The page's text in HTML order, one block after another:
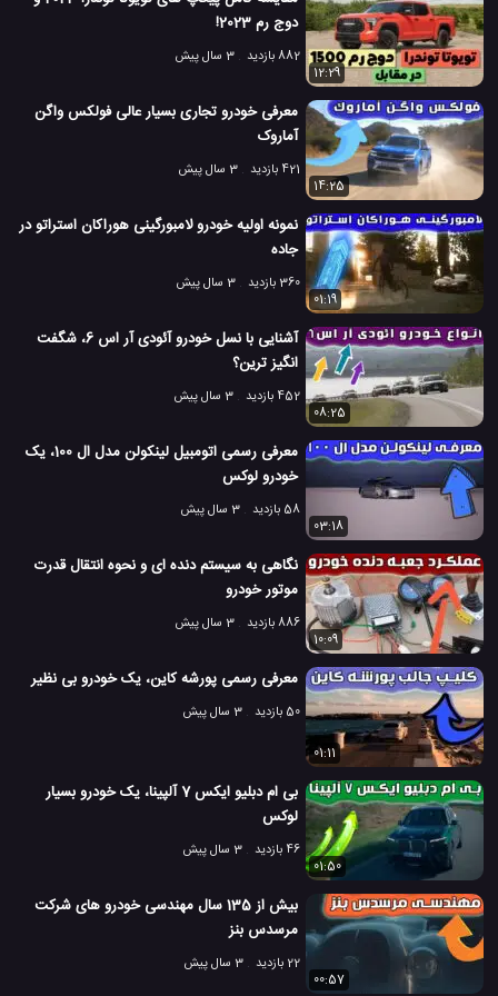
دوج رم 2023!
882 بازدید
3 سال پیش
12:29
معرفی خودرو تجاری بسیار عالی فولکس واگن
آماروک
421 بازدید
3 سال پیش
14:25
نمونه اولیه خودرو لامبورگینی هوراکان استراتو در
جاده
360 بازدید
3 سال پیش
01:19
آشنایی با نسل خودرو آئودی آر اس 6، شگفت
انگیز ترین؟
452 بازدید
3 سال پیش
08:25
معرفی رسمی اتومبیل لینکولن مدل ال 100، یک
خودرو لوکس
58 بازدید
3 سال پیش
03:18
نگاهی به سیستم دنده ای و نحوه انتقال قدرت
موتور خودرو
886 بازدید
3 سال پیش
10:09
معرفی رسمی پورشه کاین، یک خودرو بی نظیر
50 بازدید 3 سال پیش
01:11
بی ام دبلیو ایکس 7 آلپینا، یک خودرو بسیار
لوکس
46 بازدید
3 سال پیش
01:50
بیش از 135 سال مهندسی خودرو های شرکت
مرسدس بنز
22 بازدید
3 سال پیش
00:57